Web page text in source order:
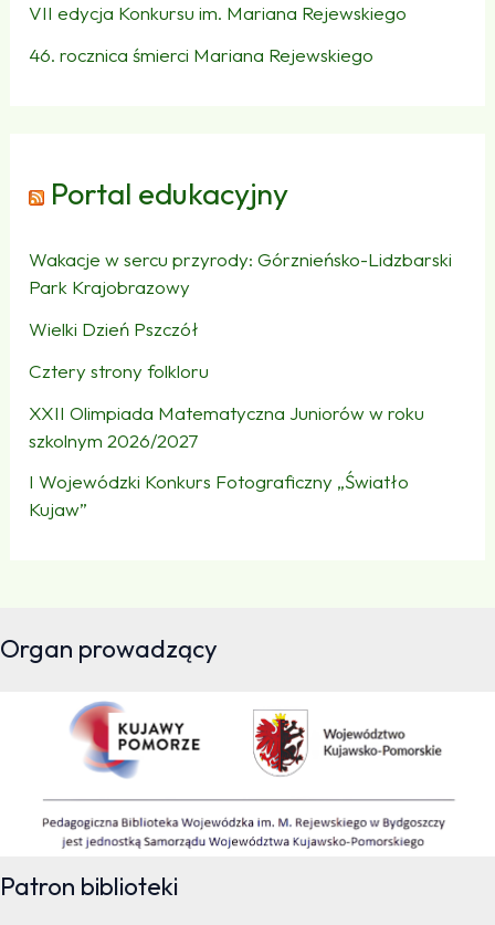
VII edycja Konkursu im. Mariana Rejewskiego
46. rocznica śmierci Mariana Rejewskiego
Portal edukacyjny
Wakacje w sercu przyrody: Górznieńsko-Lidzbarski
Park Krajobrazowy
Wielki Dzień Pszczół
Cztery strony folkloru
XXII Olimpiada Matematyczna Juniorów w roku
szkolnym 2026/2027
I Wojewódzki Konkurs Fotograficzny „Światło
Kujaw”
Organ prowadzący
Patron biblioteki